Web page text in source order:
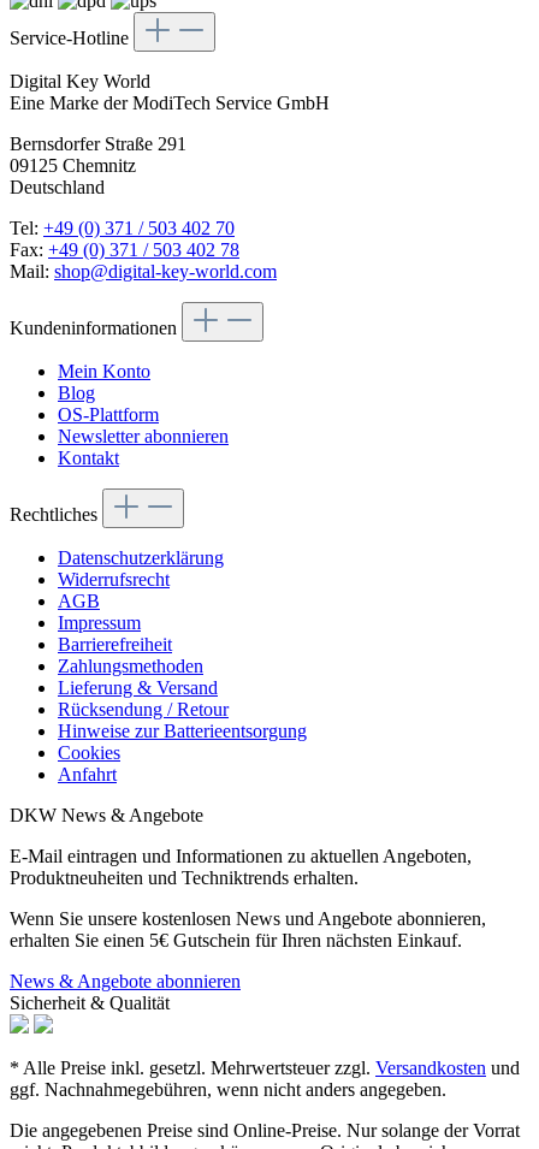
Service-Hotline
Digital Key World
Eine Marke der ModiTech Service GmbH
Bernsdorfer Straße 291
09125 Chemnitz
Deutschland
Tel: +49 (0) 371 / 503 402 70
Fax: +49 (0) 371 / 503 402 78
Mail: shop@digital-key-world.com
Kundeninformationen
Mein Konto
Blog
OS-Plattform
Newsletter abonnieren
Kontakt
Rechtliches
Datenschutzerklärung
Widerrufsrecht
AGB
Impressum
Barrierefreiheit
Zahlungsmethoden
Lieferung & Versand
Rücksendung / Retour
Hinweise zur Batterieentsorgung
Cookies
Anfahrt
DKW News & Angebote
E-Mail eintragen und Informationen zu aktuellen Angeboten,
Produktneuheiten und Techniktrends erhalten.
Wenn Sie unsere kostenlosen News und Angebote abonnieren,
erhalten Sie einen 5€ Gutschein für Ihren nächsten Einkauf.
News & Angebote abonnieren
Sicherheit & Qualität
* Alle Preise inkl. gesetzl. Mehrwertsteuer zzgl. Versandkosten und
ggf. Nachnahmegebühren, wenn nicht anders angegeben.
Die angegebenen Preise sind Online-Preise. Nur solange der Vorrat